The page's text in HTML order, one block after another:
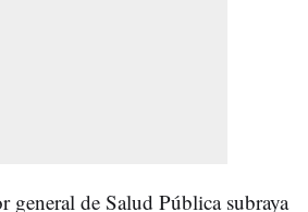
general de Salud Pública subraya